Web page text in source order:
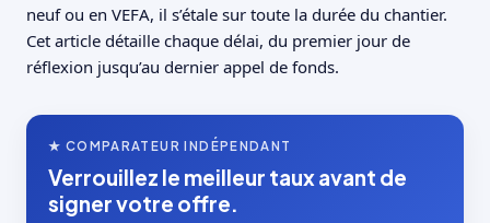
neuf ou en VEFA, il s’étale sur toute la durée du chantier.
Cet article détaille chaque délai, du premier jour de
réflexion jusqu’au dernier appel de fonds.
★ COMPARATEUR INDÉPENDANT
Verrouillez le meilleur taux avant de
signer votre offre.